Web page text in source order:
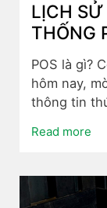
LỊCH
THỐNG
POS là gì?
hôm nay,
thông tin
Read more